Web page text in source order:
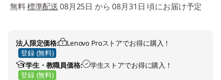
無料標準配送08月25日 から 08月31日 頃にお届け予定
法人限定価格:
Lenovo Proストアでお得に購入！
登録 (無料)
学生・教職員価格:
学生ストアでお得に購入！
登録 (無料)